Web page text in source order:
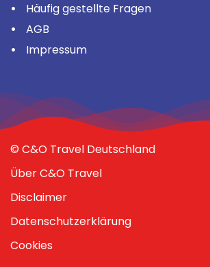
Häufig gestellte Fragen
AGB
Impressum
© C&O Travel Deutschland
Über C&O Travel
Disclaimer
Datenschutzerklärung
Cookies